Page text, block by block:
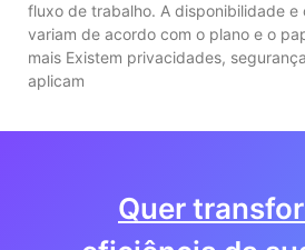
fluxo de trabalho. A disponibilidade e
variam de acordo com o plano e o
mais Existem privacidades,
aplicam
Quer